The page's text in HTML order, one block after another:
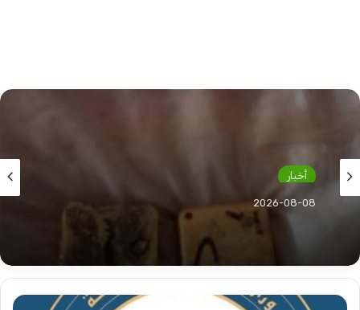
أخبار
2026-08-08
ضبط كميات من الذهب المهرب بنهر النيل
الخارجية